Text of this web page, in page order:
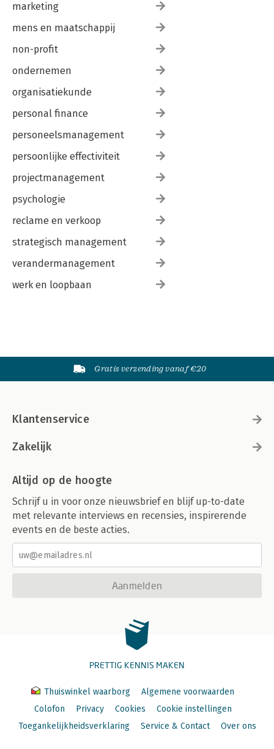
marketing
mens en maatschappij
non-profit
ondernemen
organisatiekunde
personal finance
personeelsmanagement
persoonlijke effectiviteit
projectmanagement
psychologie
reclame en verkoop
strategisch management
verandermanagement
werk en loopbaan
Gratis verzending vanaf €20
Klantenservice
Zakelijk
Altijd op de hoogte
Schrijf u in voor onze nieuwsbrief en blijf up-to-date
met relevante interviews en recensies, inspirerende
events en de beste acties.
Aanmelden
PRETTIG KENNIS MAKEN
Thuiswinkel waarborg
Algemene voorwaarden
Colofon
Privacy Cookies
Cookie instellingen
Toegankelijkheidsverklaring
Service & Contact Over ons